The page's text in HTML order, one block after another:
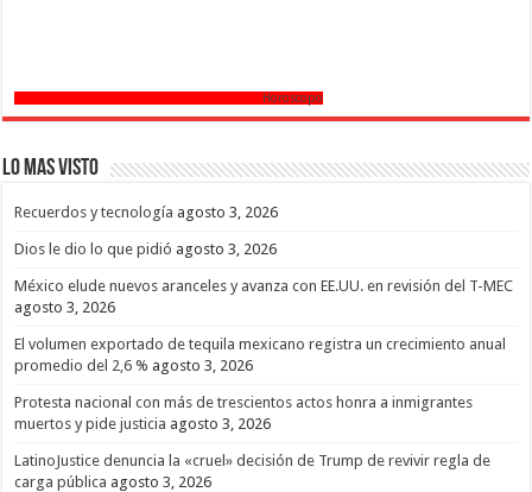
Horoscopo
Lo mas Visto
Recuerdos y tecnología agosto 3, 2026
Dios le dio lo que pidió agosto 3, 2026
México elude nuevos aranceles y avanza con EE.UU. en revisión del T-MEC
agosto 3, 2026
El volumen exportado de tequila mexicano registra un crecimiento anual
promedio del 2,6 % agosto 3, 2026
Protesta nacional con más de trescientos actos honra a inmigrantes
muertos y pide justicia agosto 3, 2026
LatinoJustice denuncia la «cruel» decisión de Trump de revivir regla de
carga pública agosto 3, 2026